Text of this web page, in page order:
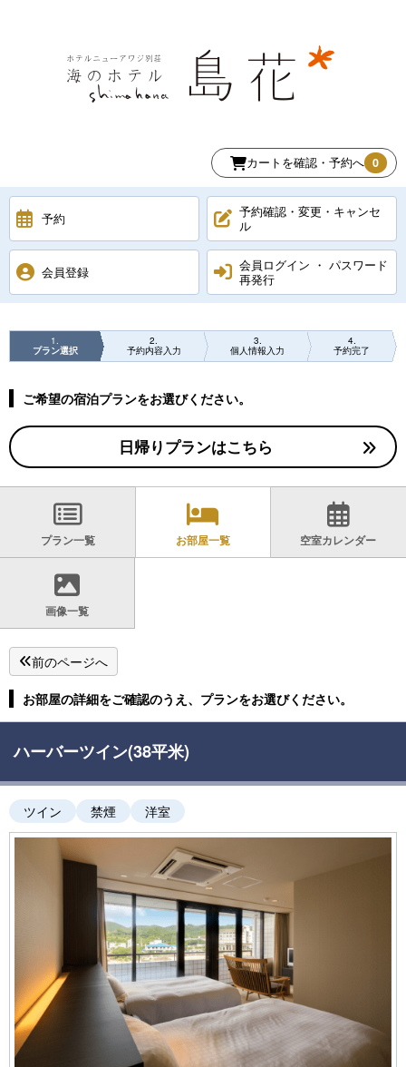
カートを確認・予約へ 0
予約
予約確認・変更・キャンセ
ル
会員登録
会員ログイン ・ パスワード
再発行
1
プラン選択
2
予約内容入力
3
個人情報入力
4
予約完了
ご希望の宿泊プランをお選びください。
日帰りプランはこちら
プラン一覧 お部屋一覧 空室カレンダー
画像一覧
前のページへ
お部屋の詳細をご確認のうえ、プランをお選びください。
ハーバーツイン(38平米)
ツイン 禁煙 洋室